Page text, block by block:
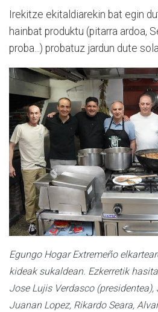
Irekitze ekitaldiarekin bat egin
hainbat produktu (pitarra ardoa,
proba...) probatuz jardun dute
Egungo Hogar Extremeño
kideak sukaldean. Ezkerretik
Jose Lujis Verdasco (presidentea),
Juanan Lopez, Rikardo Seara,